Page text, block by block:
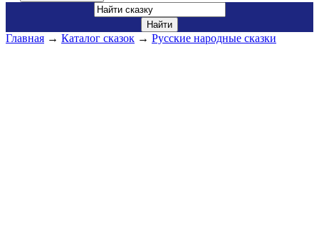
Главная → Каталог сказок → Русские народные сказки